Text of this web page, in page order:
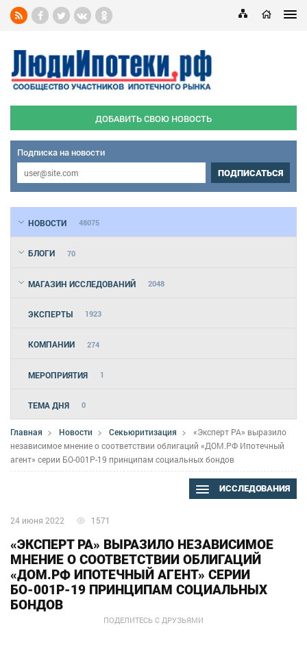
ДОБАВИТЬ СВОЮ НОВОСТЬ
Подписка на новости
ПОДПИСАТЬСЯ
НОВОСТИ 48075
БЛОГИ 70
МАГАЗИН ИССЛЕДОВАНИЙ 2048
ЭКСПЕРТЫ 1923
КОМПАНИИ 274
МЕРОПРИЯТИЯ 1
ТЕМА ДНЯ 0
Главная Новости Секьюритизация
«Эксперт РА» выразило
независимое мнение о соответствии облигаций «ДОМ.РФ Ипотечный
агент» серии БО-001P-19 принципам социальных бондов
ИССЛЕДОВАНИЯ
24 июня 2022 1571
ПОДЕЛИТЕСЬ С ДРУЗЬЯМИ
«ЭКСПЕРТ РА» ВЫРАЗИЛО НЕЗАВИСИМОЕ
МНЕНИЕ О СООТВЕТСТВИИ ОБЛИГАЦИЙ
«ДОМ.РФ ИПОТЕЧНЫЙ АГЕНТ» СЕРИИ
БО-001P-19 ПРИНЦИПАМ СОЦИАЛЬНЫХ
БОНДОВ